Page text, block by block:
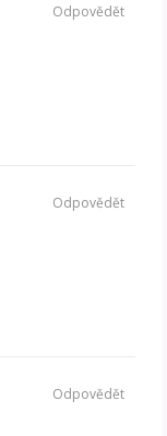
Odpovědět
Odpovědět
Odpovědět